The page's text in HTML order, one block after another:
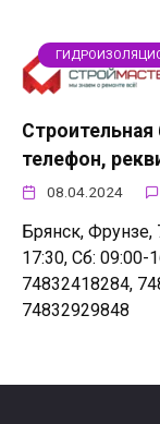
телефон,
08.04.2024
Брянск, Фрунзе,
17:30, Сб: 09:00-
74832418284,
74832929848